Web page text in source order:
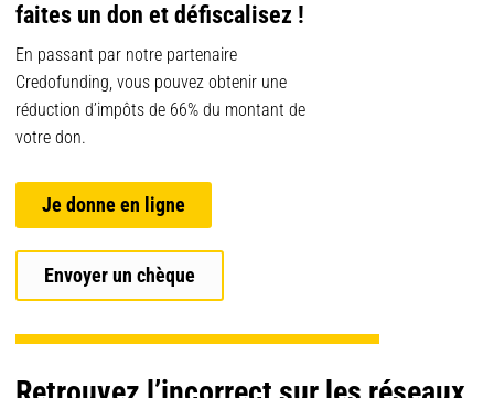
faites un don et défiscalisez !
En passant par notre partenaire
Credofunding, vous pouvez obtenir une
réduction d’impôts de 66% du montant de
votre don.
Je donne en ligne
Envoyer un chèque